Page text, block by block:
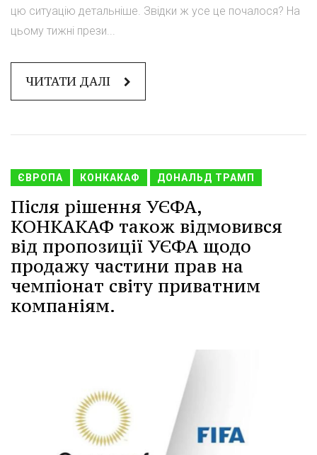
цю ситуацію детальніше. Звідки ж усе це почалося? На
цьому тижні прези...
ЧИТАТИ ДАЛІ
ЄВРОПА КОНКАКАФ ДОНАЛЬД ТРАМП
Після рішення УЄФА,
КОНКАКАФ також відмовився
від пропозиції УЄФА щодо
продажу частини прав на
чемпіонат світу приватним
компаніям.